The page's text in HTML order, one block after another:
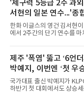
비교하기 어려울 정도로 폭
지고 있다. 여기에 장마, 이
25-17, 25-10)로 물리치고
세트를 13-25로 내주며 불안
고는 이후 조직력을 되찾아 2
도권을 완전히 장악했다. 강
비를 앞세워 내리 세 세트를
권대회 결승에서 모두 선명여
에 머물렀다. 그러나 세 번째
'제구력 5등급 2주 과
서현의 일본 연수...'종
과
한화 이글스의 영건 김서현
에서 2주간의 단기 연수를
출하며 야구 팬들과 전문가
맛을 남기고 있다.출국 당시
적인 제구 문제를 해결할 특
장되었던 이번 연수는, 뚜껑
5등급에게 2주짜리 족집게
기대한 꼴'이었다는 냉정한
게 됐다.야구에서 투수의 제
제주 '폭염' 뚫고 ‘6언
박예지, 이번엔 ‘첫 우
국가대표 출신 박예지가
하반기 첫 대회에서도 상승